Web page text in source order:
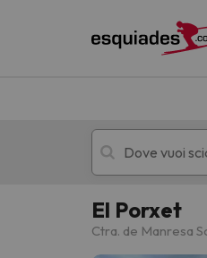
Hotel +
El Porxet
Ctra. de Manresa